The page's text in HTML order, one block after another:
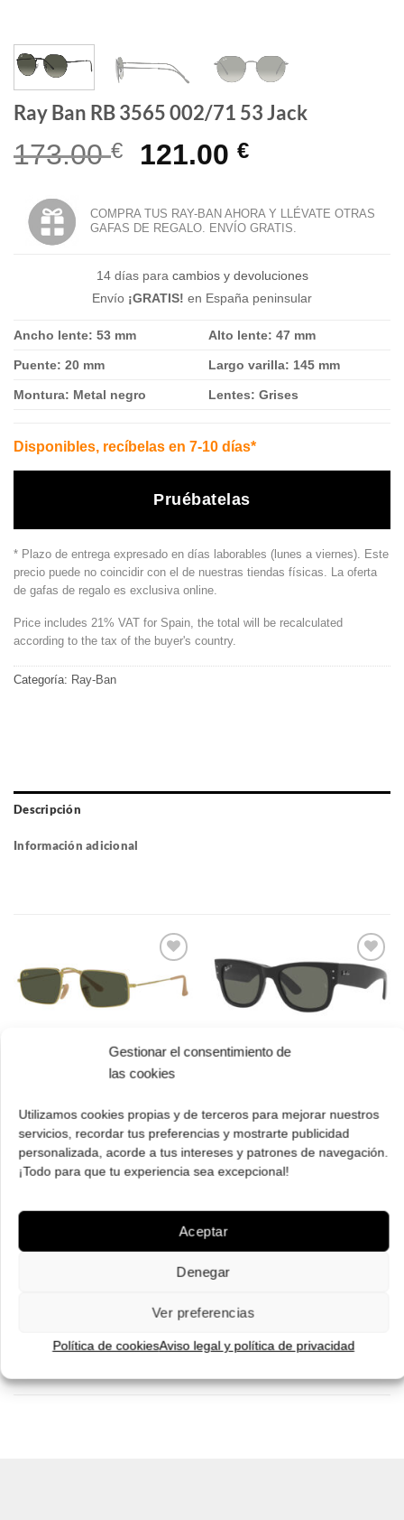
Gestionar el consentimiento de
las cookies
Utilizamos cookies propias y de terceros para mejorar nuestros
servicios, recordar tus preferencias y mostrarte publicidad
personalizada, acorde a tus intereses y patrones de navegación.
¡Todo para que tu experiencia sea excepcional!
Aceptar
Denegar
Ver preferencias
Política de cookiesAviso legal y política de privacidad
Ray Ban RB 3565 002/71 53 Jack
173.00€
El
original
era:
173.00 €.
121.00 €El
actual
es:
121.00 €.
COMPRA TUS RAY-BAN AHORA Y LLÉVATE OTRAS
GAFAS DE REGALO. ENVÍO GRATIS.
14 días para cambios y devoluciones
Envío ¡GRATIS! en España peninsular
Ancho lente: 53 mm Alto lente: 47 mm
Puente: 20 mm Largo varilla: 145 mm
Montura: Metal negro Lentes: Grises
Disponibles, recíbelas en 7-10 días*
Pruébatelas
* Plazo de entrega expresado en días laborables (lunes a viernes). Este
precio puede no coincidir con el de nuestras tiendas físicas. La oferta
de gafas de regalo es exclusiva online.
Price includes 21% VAT for Spain, the total will be recalculated
according to the tax of the buyer's country.
Categoría: Ray-Ban
Descripción
Información adicional
Gafas
de sol
Ray Ban RB 3957
919631 52 Julie
precio
original
era:
162.00 €.
precio
actual
es:
113.00 €.
¡Comprar!
de sol
Ray Ban RB 0840S
224.00€ El
precio
original
157.00€El
¡Comprar!
€.